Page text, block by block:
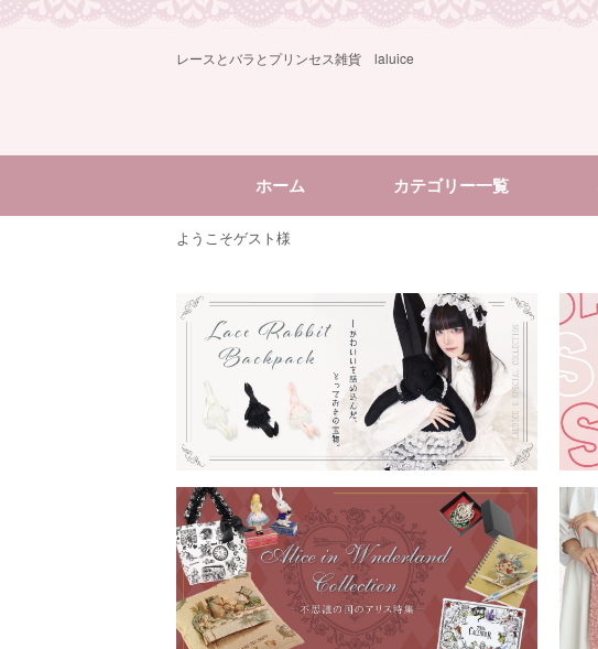
レースとバラとプリンセス雑貨 laluice
ホーム カテゴリー一覧
ようこそゲスト様